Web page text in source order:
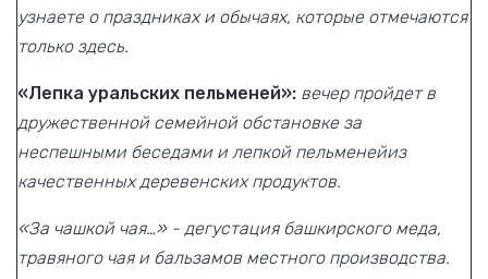
узнаете о праздниках и обычаях, которые отмечаются
только здесь.
«Лепка уральских пельменей»: вечер пройдет в
дружественной семейной обстановке за
неспешными беседами и лепкой пельменейиз
качественных деревенских продуктов.
«За чашкой чая…» - дегустация башкирского меда,
травяного чая и бальзамов местного производства.